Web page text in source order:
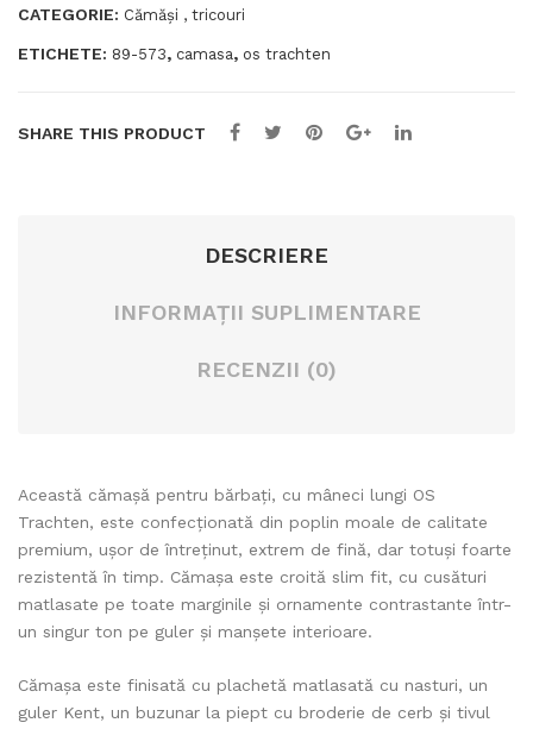
CATEGORIE: Cămăși , tricouri
ETICHETE: 89-573, camasa, os trachten
SHARE THIS PRODUCT
DESCRIERE
INFORMAȚII SUPLIMENTARE
RECENZII (0)
Această cămașă pentru bărbați, cu mâneci lungi OS
Trachten, este confecționată din poplin moale de calitate
premium, ușor de întreținut, extrem de fină, dar totuși foarte
rezistentă în timp. Cămașa este croită slim fit, cu cusături
matlasate pe toate marginile și ornamente contrastante într-
un singur ton pe guler și manșete interioare.
Cămașa este finisată cu plachetă matlasată cu nasturi, un
guler Kent, un buzunar la piept cu broderie de cerb și tivul